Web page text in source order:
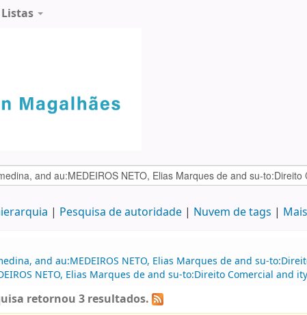
Listas
Pesquisa de autoridade Nuvem de tags
and au:MEDEIROS NETO, Elias Marques de and su-
NETO, Elias Marques de and su-to:Direito Comercial and
retornou 3 resultados.